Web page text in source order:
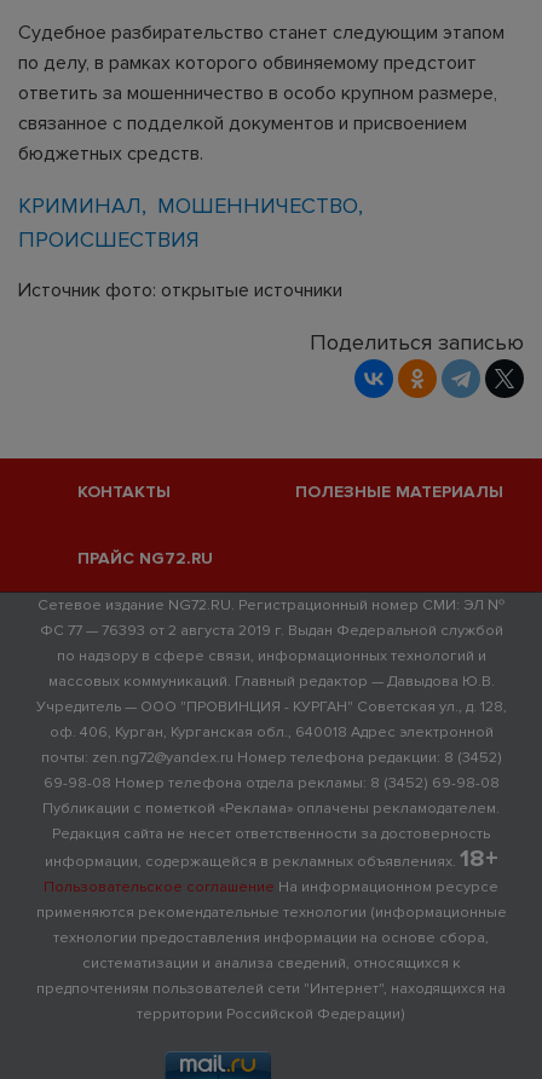
Судебное разбирательство станет следующим этапом
по делу, в рамках которого обвиняемому предстоит
ответить за мошенничество в особо крупном размере,
связанное с подделкой документов и присвоением
бюджетных средств.
КРИМИНАЛ
МОШЕННИЧЕСТВО
ПРОИСШЕСТВИЯ
Источник фото: открытые источники
Поделиться записью
КОНТАКТЫ ПОЛЕЗНЫЕ МАТЕРИАЛЫ
ПРАЙС NG72.RU
Сетевое издание NG72.RU. Регистрационный номер СМИ: ЭЛ №
ФС 77 — 76393 от 2 августа 2019 г. Выдан Федеральной службой
по надзору в сфере связи, информационных технологий и
массовых коммуникаций. Главный редактор — Давыдова Ю.В.
Учредитель — ООО "ПРОВИНЦИЯ - КУРГАН" Советская ул., д. 128,
оф. 406, Курган, Курганская обл., 640018 Адрес электронной
почты: zen.ng72@yandex.ru Номер телефона редакции: 8 (3452)
69-98-08 Номер телефона отдела рекламы: 8 (3452) 69-98-08
Публикации с пометкой «Реклама» оплачены рекламодателем.
Редакция сайта не несет ответственности за достоверность
информации, содержащейся в рекламных объявлениях. 18+
Пользовательское соглашение На информационном ресурсе
применяются рекомендательные технологии (информационные
технологии предоставления информации на основе сбора,
систематизации и анализа сведений, относящихся к
предпочтениям пользователей сети "Интернет", находящихся на
территории Российской Федерации)